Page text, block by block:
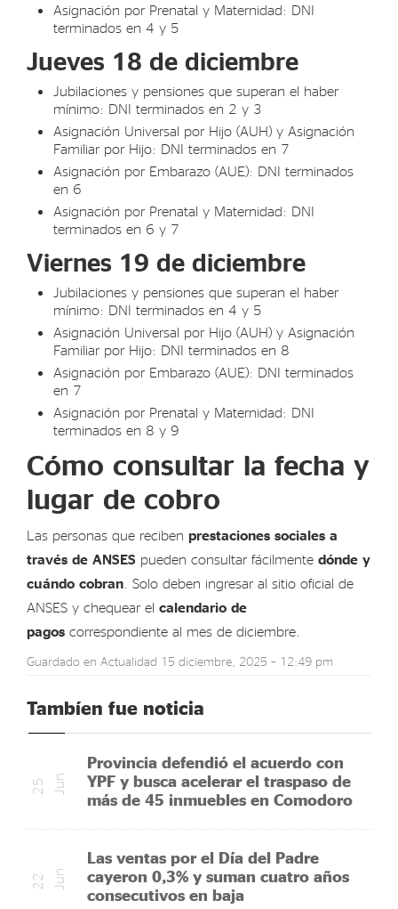
Asignación por Prenatal y Maternidad: DNI
terminados en 4 y 5
Jueves 18 de diciembre
Jubilaciones y pensiones que superan el haber
mínimo: DNI terminados en 2 y 3
Asignación Universal por Hijo (AUH) y Asignación
Familiar por Hijo: DNI terminados en 7
Asignación por Embarazo (AUE): DNI terminados
en 6
Asignación por Prenatal y Maternidad: DNI
terminados en 6 y 7
Viernes 19 de diciembre
Jubilaciones y pensiones que superan el haber
mínimo: DNI terminados en 4 y 5
Asignación Universal por Hijo (AUH) y Asignación
Familiar por Hijo: DNI terminados en 8
Asignación por Embarazo (AUE): DNI terminados
en 7
Asignación por Prenatal y Maternidad: DNI
terminados en 8 y 9
Cómo consultar la fecha y
lugar de cobro
Las personas que reciben prestaciones sociales a
través de ANSES pueden consultar fácilmente dónde y
cuándo cobran . Solo deben ingresar al sitio oficial de
ANSES y chequear el calendario de
pagos correspondiente al mes de diciembre.
Guardado en Actualidad 15 diciembre, 2025 – 12:49 pm
Tambíen fue noticia
Provincia defendió el acuerdo con
YPF y busca acelerar el traspaso de
más de 45 inmuebles en Comodoro
2
5
J
u n
Las ventas por el Día del Padre
cayeron 0,3% y suman cuatro años
consecutivos en baja
2
2
J
u n